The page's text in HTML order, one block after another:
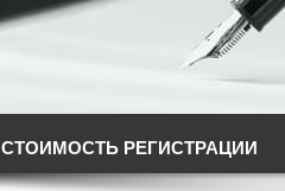
СТОИМОСТЬ РЕГИСТРАЦИИ